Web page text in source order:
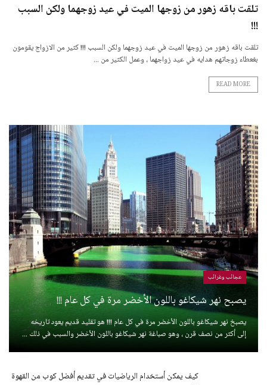
تلقت باقه زهور من زوجها الميت في عيد زوجهما ولكن السبب
!!!
تلقت باقه زهور من زوجها الميت في عيد زوجهما ولكن السبب !!! كثير من الازواج يقومون
بغعطاء زوجاتهم هدايه في عيد زواجهما ، وعمل الكثير من ...
READ MORE
عجائب وغرائب
يصبح نهر شيكاغو باللون الأخضر مرة في كل عام !!!
يصبخ نهر شيكاغو باللون الأخضر مرة في كل عام !!! هو تقليد قديم يعود تاريخه
إلى أكثر من نصف قرن ، وهو صباغة نهر شيكاغو باللون الأخضر والسبب في ذلك ...
كيف يمكن أستخدام الرياضيات في تقديم أفضل كوب من القهوة